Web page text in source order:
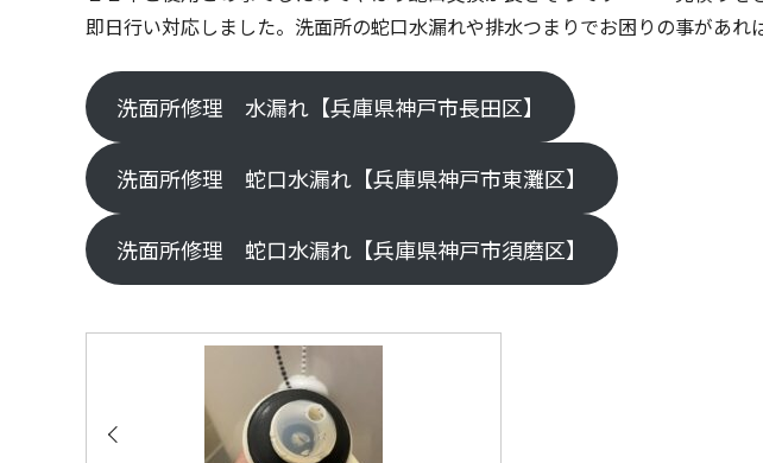
即日行い対応しました。洗面所の蛇口水漏れや排水つまりでお困りの事があ
洗面所修理 水漏れ【兵庫県神戸市長田区】
洗面所修理 蛇口水漏れ【兵庫県神戸市東灘区】
洗面所修理 蛇口水漏れ【兵庫県神戸市須磨区】